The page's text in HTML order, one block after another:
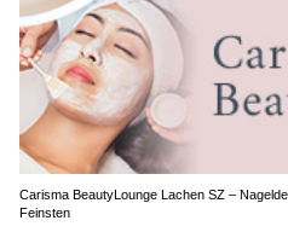
Carisma BeautyLounge Lachen SZ –
Feinsten